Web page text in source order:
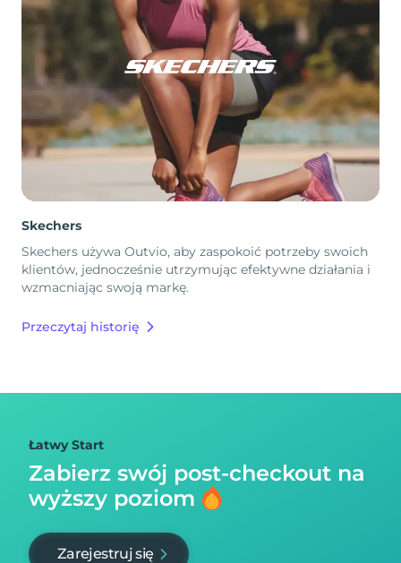
Skechers
Skechers używa Outvio, aby zaspokoić potrzeby swoich
klientów, jednocześnie utrzymując efektywne działania i
wzmacniając swoją markę.
Przeczytaj historię
Łatwy Start
Zabierz swój post-checkout na
wyższy poziom
Zarejestruj się